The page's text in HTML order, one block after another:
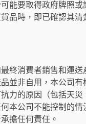
能要取得政府牌照
品時，即已確認其
終消費者銷售和運
並非自用，本公司有
力的原因（包括天
本公司不能控制的
擔任何責任。